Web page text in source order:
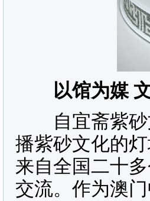
以馆为媒 文
自宜斋紫砂
播紫砂文化的
来自全国二十
交流。作为澳